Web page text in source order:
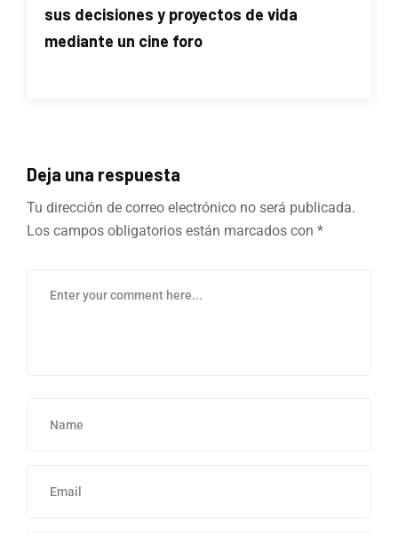
sus decisiones y proyectos de vida
mediante un cine foro
Deja una respuesta
Tu dirección de correo electrónico no será publicada.
Los campos obligatorios están marcados con *